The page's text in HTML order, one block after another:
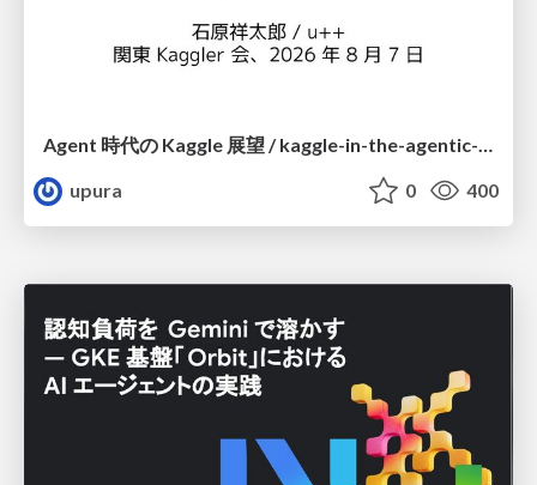
Agent 時代の Kaggle 展望 / kaggle-in-the-agentic-era
upura
0 400